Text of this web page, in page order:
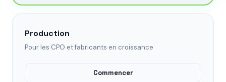
Production
Pour les CPO et fabricants en croissance
Commencer